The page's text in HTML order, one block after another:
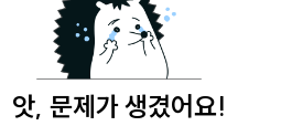
앗, 문제가 생겼어요!